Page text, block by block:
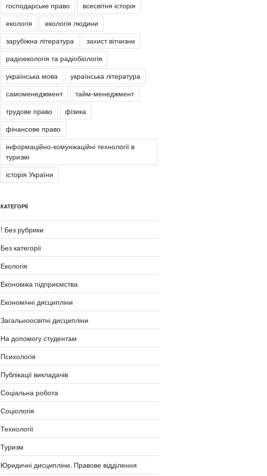
господарське право
всесвітня історія
екологія
екологія людини
зарубіжна література
захист вітчизни
радіоекологія та радіобіологія
українська мова
українська література
самоменеджмент
тайм-менеджмент
трудове право
фізика
фінансове право
інформаційно-комунікаційні технології в
туризмі
історія України
КАТЕГОРІЇ
! Без рубрики
Без категорії
Екологія
Економіка підприємства
Економічні дисципліни
Загальноосвітні дисципліни
На допомогу студентам
Психологія
Публікації викладачів
Соціальна робота
Соціологія
Технології
Туризм
Юридичні дисципліни. Правове відділення